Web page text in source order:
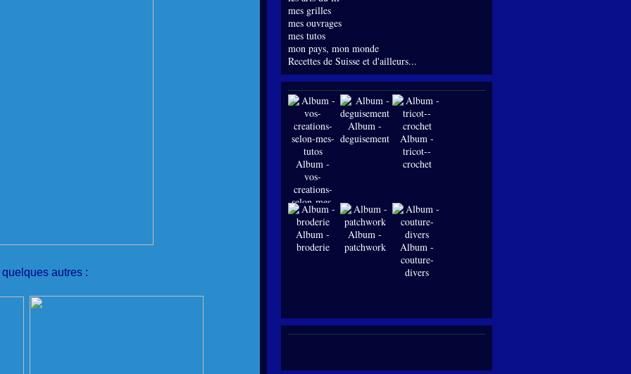
quelques autres :
mes grilles
mes ouvrages
mes tutos
mon pays, mon monde
Recettes de Suisse et d'ailleurs...
Album -
vos-
creations-
selon-mes-
tutos
Album -
deguisements
Album -
tricot--
crochet
Album -
broderie
Album -
patchwork
Album -
couture-
divers